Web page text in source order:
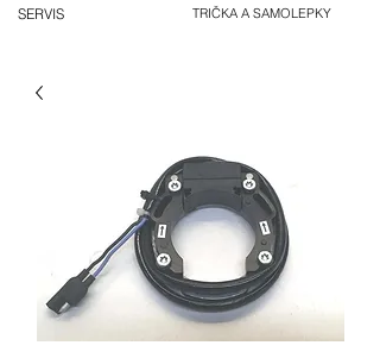
SERVIS TRIČKA A SAMOLEPKY